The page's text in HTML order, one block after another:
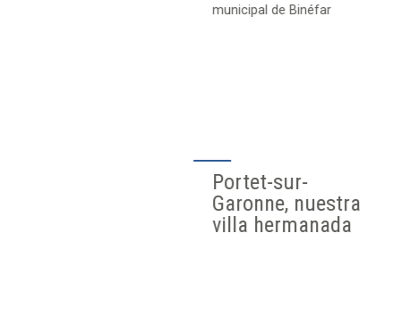
municipal de Binéfar
Portet-sur-
Garonne, nuestra
villa hermanada